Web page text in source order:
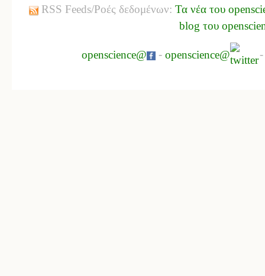
RSS Feeds/Ροές δεδομένων: Τα νέα του
blog του
openscience@ - openscience@